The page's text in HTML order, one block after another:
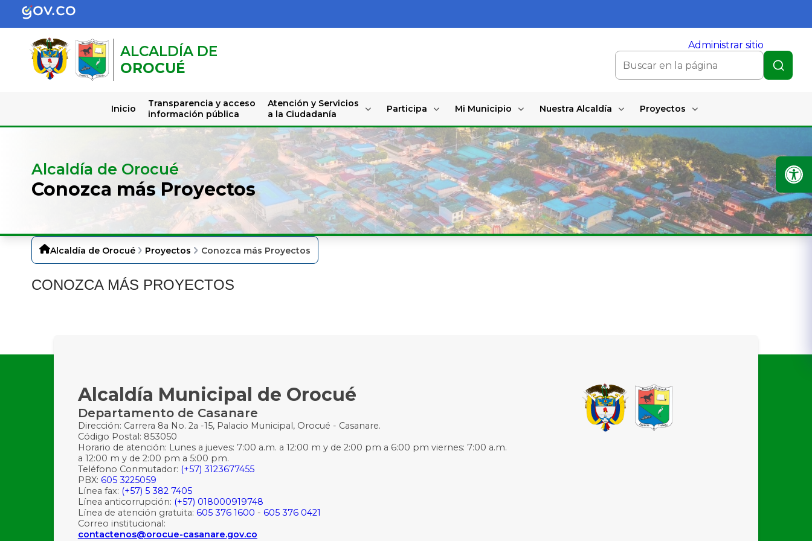
ALCALDÍA DE
OROCUÉ
Administrar sitio
Inicio
Transparencia y acceso
información pública
Atención y Servicios
a la Ciudadanía
Participa Mi Municipio Nuestra Alcaldía Proyectos
Alcaldía de Orocué
Conozca más Proyectos
Alcaldía de Orocué Proyectos Conozca más Proyectos
CONOZCA MÁS PROYECTOS
Alcaldía Municipal de Orocué
Departamento de Casanare
Dirección: Carrera 8a No. 2a -15, Palacio Municipal, Orocué - Casanare.
Código Postal: 853050
Horario de atención: Lunes a jueves: 7:00 a.m. a 12:00 m y de 2:00 pm a 6:00 pm viernes: 7:00 a.m.
a 12:00 m y de 2:00 pm a 5:00 pm.
Teléfono Conmutador: (+57) 3123677455
PBX: 605 3225059
Línea fax: (+57) 5 382 7405
Línea anticorrupción: (+57) 018000919748
Línea de atención gratuita: 605 376 1600 - 605 376 0421
Correo institucional:
contactenos@orocue-casanare.gov.co